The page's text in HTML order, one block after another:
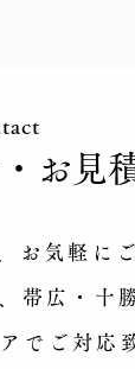
事説明会
お見
お気軽に
帯広・十
で ご対応